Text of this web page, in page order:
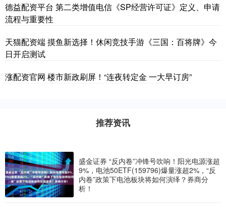
德益配资平台 第二类增值电信《SP经营许可证》定义、申请
流程与重要性
天猫配资端 摸鱼新选择！休闲竞技手游《三国：百将牌》今
日开启测试
涨配资官网 楼市新政刷屏！“连夜转定金 一大早订房”
推荐资讯
盛金证券 “反内卷”冲锋号吹响！阳光电源涨超
9%，电池50ETF(159796)爆量涨超2%，“反
内卷”政策下电池板块将如何演绎？券商分
析！